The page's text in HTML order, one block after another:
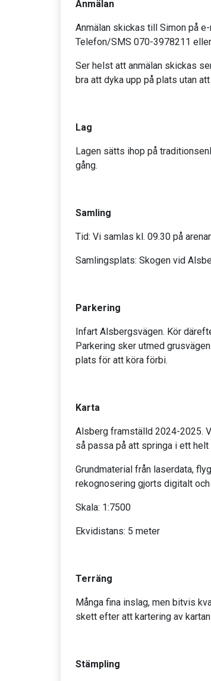
Anmälan
Anmälan skickas till Simon på
Telefon/SMS 070-3978211
Ser helst att anmälan skickas
bra att dyka upp på plats utan
Lag
Lagen sätts ihop på
gång.
Samling
Tid: Vi samlas kl. 09.30 på
Samlingsplats: Skogen vid
Parkering
Infart Alsbergsvägen. Kör
Parkering sker utmed
plats för att köra förbi.
Karta
Alsberg framställd 2024-2025.
så passa på att springa i ett
Grundmaterial från laserdata,
rekognosering gjorts digitalt
Skala: 1:7500
Ekvidistans: 5 meter
Terräng
Många fina inslag, men bitvis
skett efter att kartering av
Stämpling